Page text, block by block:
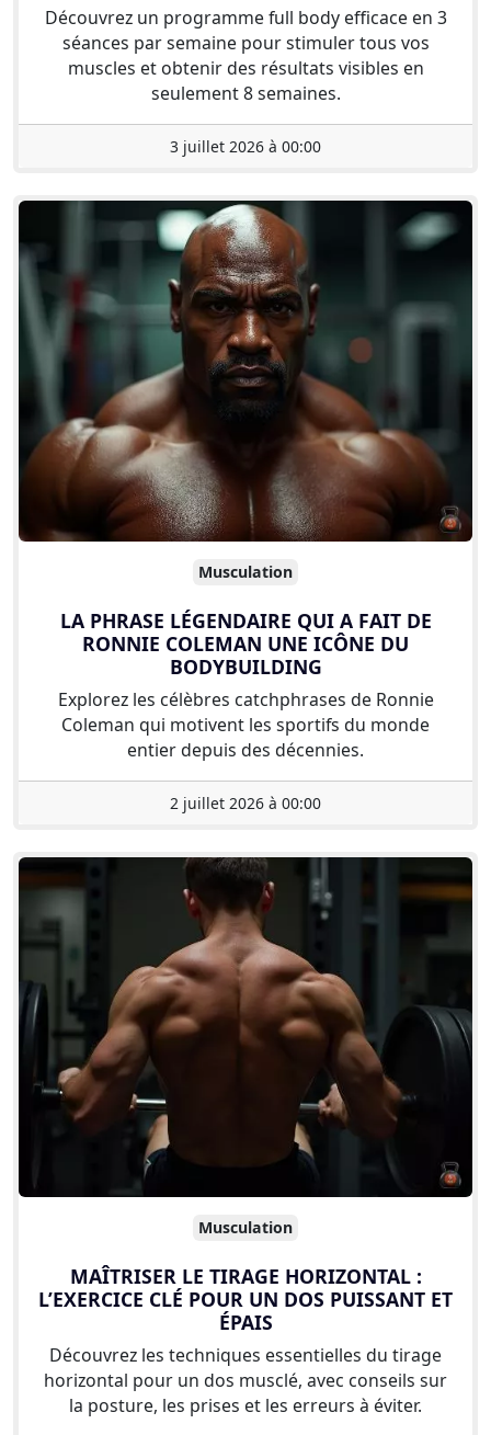
Découvrez un programme full body efficace en 3
séances par semaine pour stimuler tous vos
muscles et obtenir des résultats visibles en
seulement 8 semaines.
3 juillet 2026 à 00:00
Musculation
LA PHRASE LÉGENDAIRE QUI A FAIT DE
RONNIE COLEMAN UNE ICÔNE DU
BODYBUILDING
Explorez les célèbres catchphrases de Ronnie
Coleman qui motivent les sportifs du monde
entier depuis des décennies.
2 juillet 2026 à 00:00
Musculation
MAÎTRISER LE TIRAGE HORIZONTAL :
L’EXERCICE CLÉ POUR UN DOS PUISSANT ET
ÉPAIS
Découvrez les techniques essentielles du tirage
horizontal pour un dos musclé, avec conseils sur
la posture, les prises et les erreurs à éviter.